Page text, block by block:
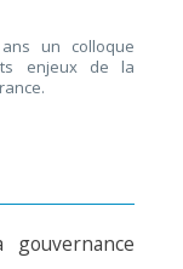
ans un colloque
enjeux de la
gouvernance